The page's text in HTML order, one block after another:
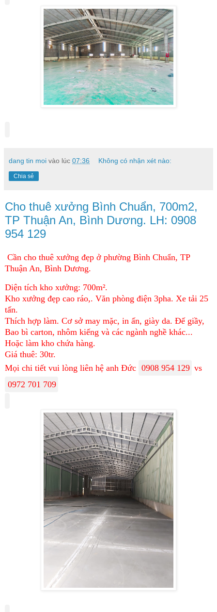
dang tin moi vào lúc 07:36 Không có nhận xét nào:
Chia sẻ
Cho thuê xưởng Bình Chuẩn, 700m2,
TP Thuận An, Bình Dương. LH: 0908
954 129
Cần cho thuê xưởng đẹp ở phường Bình Chuẩn, TP
Thuận An, Bình Dương.
Diện tích kho xưởng: 700m².
Kho xưởng đẹp cao ráo,. Văn phòng điện 3pha. Xe tải 25
tấn.
Thích hợp làm. Cơ sở may mặc, in ấn, giày da. Đế giầy,
Bao bì carton, nhôm kiếng và các ngành nghề khác...
Hoặc làm kho chứa hàng.
Giá thuê: 30tr.
Mọi chi tiết vui lòng liên hệ anh Đức 0908 954 129 vs
0972 701 709